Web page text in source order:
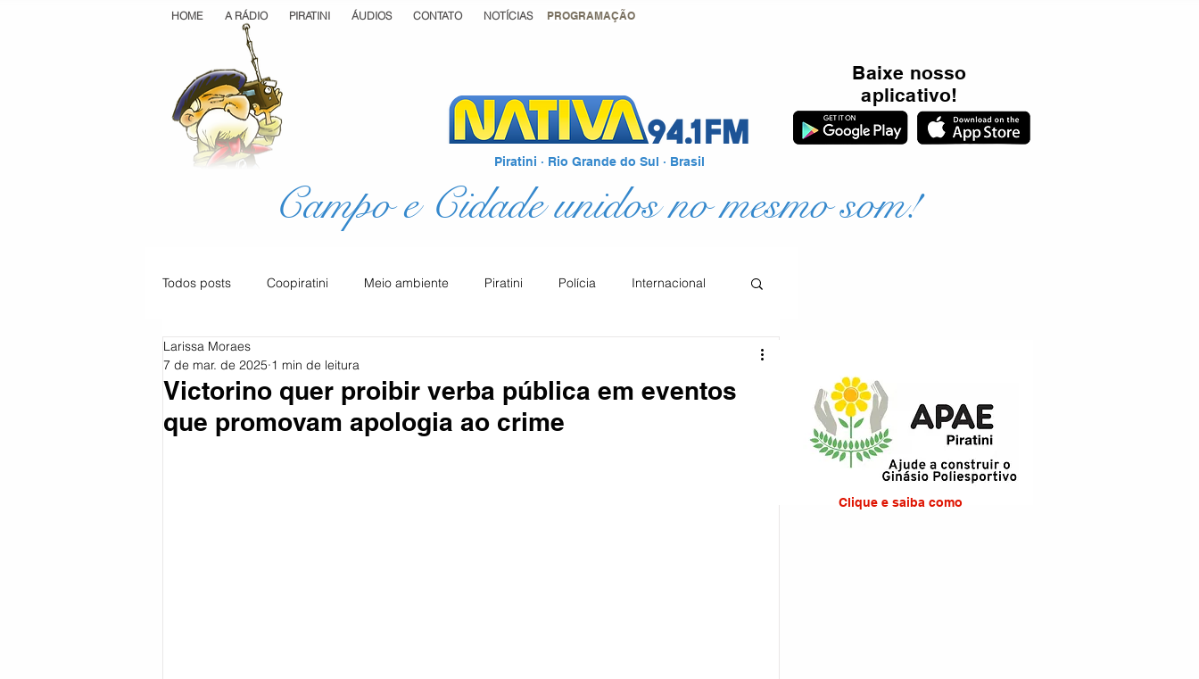
Campo e Cidade unidos no mesmo som!
Piratini · Rio Grande do Sul · Brasil
HOME A RÁDIO PIRATINI ÁUDIOS CONTATO NOTÍCIAS PROGRAMAÇÃO
Baixe nosso
aplicativo!
Todos posts Coopiratini Meio ambiente Piratini Polícia Internacional
Geral
Coronavírus Política Região Sul Rural Pinheiro Machado
Victorino quer proibir verba pública em eventos
que promovam apologia ao crime
Larissa Moraes
7 de mar. de 2025 1 min de leitura
Clique e saiba como